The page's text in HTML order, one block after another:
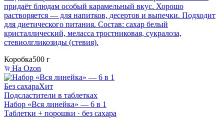
придаёт блюдам особый карамельный вкус. Хорошо
растворяется — для напитков, десертов и выпечки. Подходит
для диетического питания. Состав: сахар белый
кристаллический, меласса тростниковая, сукралоза,
стевиолгликозиды (стевия).
Коробка500 г
На Ozon
Без сахараХит
Подсластители в таблетках
Набор «Вся линейка» — 6 в 1
Таблетки + порошки · без сахара